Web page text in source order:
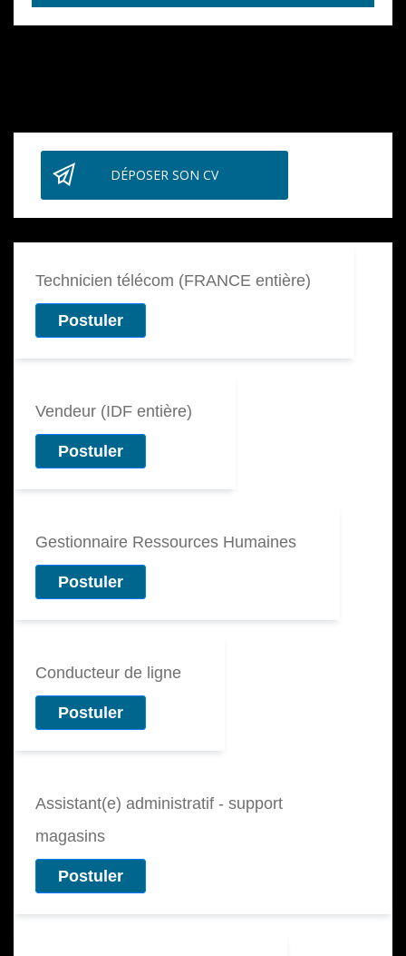
DÉPOSER SON CV
Technicien télécom (FRANCE entière)
Postuler
Vendeur (IDF entière)
Postuler
Gestionnaire Ressources Humaines
Postuler
Conducteur de ligne
Postuler
Assistant(e) administratif - support
magasins
Postuler